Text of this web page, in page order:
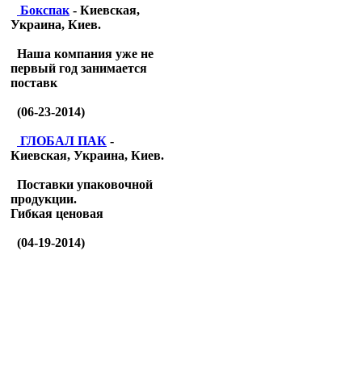
Бокспак - Киевская,
Украина, Киев.
Наша компания уже не
первый год занимается
поставк
(06-23-2014)
ГЛОБАЛ ПАК -
Киевская, Украина, Киев.
Поставки упаковочной
продукции.
Гибкая ценовая
(04-19-2014)